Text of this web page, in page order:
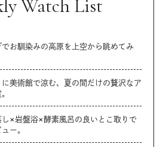
Watch List
でお馴染みの高原を上空から眺めてみ
美術館で涼む、夏の間だけの贅沢なア
し×岩盤浴×酵素風呂の良いとこ取りで
ー。